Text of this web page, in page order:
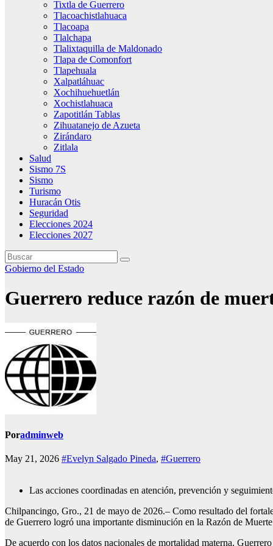
Tixtla de Guerrero
Tlacoachistlahuaca
Tlacoapa
Tlalchapa
Tlalixtaquilla de Maldonado
Tlapa de Comonfort
Tlapehuala
Xalpatláhuac
Xochihuehuetlán
Xochistlahuaca
Zapotitlán Tablas
Zihuatanejo de Azueta
Zirándaro
Zitlala
Salud
Sismo 7S
Sismo
Turismo
Huracán Otis
Seguridad
Elecciones 2024
Elecciones 2027
Gobierno del Estado
Guerrero reduce razón de
Poradminweb
May 21, 2026 #Evelyn Salgado Pineda, #Guerrero
Las acciones coordinadas en atención, prevención y
Chilpancingo, Gro., 21 de mayo de 2026.– Como resultado del
de Guerrero logró una importante disminución en la Razón de
De acuerdo con los datos nacionales de mortalidad materna,